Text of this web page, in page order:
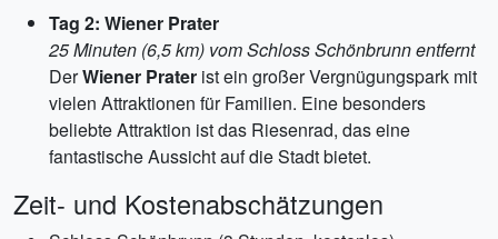
Tag 2: Wiener Prater
25 Minuten (6,5 km) vom Schloss Schönbrunn entfernt
DerWiener Prater ist ein großer Vergnügungspark mit
vielen Attraktionen für Familien. Eine besonders
beliebte Attraktion ist das Riesenrad, das eine
fantastische Aussicht auf die Stadt bietet.
Zeit- und Kostenabschätzungen